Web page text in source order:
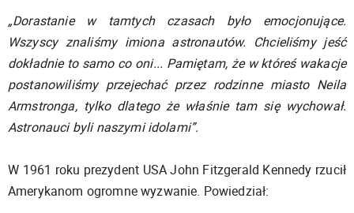
„Dorastanie w tamtych czasach było emocjonujące.
Wszyscy znaliśmy imiona astronautów. Chcieliśmy jeść
dokładnie to samo co oni... Pamiętam, że w któreś wakacje
postanowiliśmy przejechać przez rodzinne miasto Neila
Armstronga, tylko dlatego że właśnie tam się wychował.
Astronauci byli naszymi idolami”.
W 1961 roku prezydent USA John Fitzgerald Kennedy rzucił
Amerykanom ogromne wyzwanie. Powiedział: